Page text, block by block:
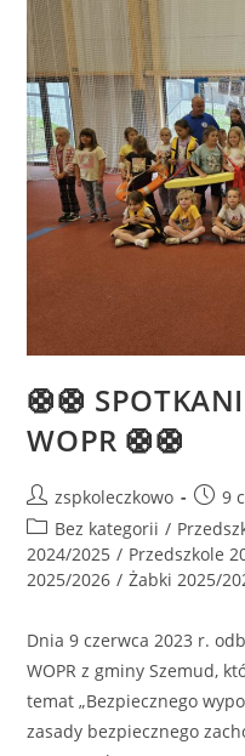
🛟🛟
WOPR 🛟🛟
zspkoleczkowo
9
Bez kategorii /
2024/2025 / Przedszkole
2025/2026 / Żabki 2025/
Dnia 9 czerwca 2023 r.
WOPR z gminy Szemud,
temat „Bezpiecznego
zasady bezpiecznego